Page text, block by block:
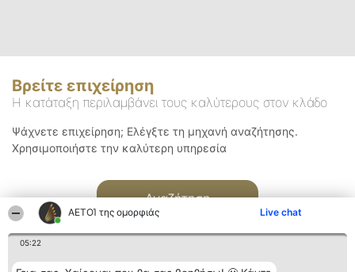
ΑΕΤΟΊ της ομορφιάς Live chat
05:22
Βρείτε επιχείρηση
Η κατάταξη περιλαμβάνει τους καλύτερους στον κλάδο
Ψάχνετε επιχείρηση; Ελέγξτε τη μηχανή αναζήτησης.
Χρησιμοποιήστε την καλύτερη υπηρεσία
Αναζήτηση